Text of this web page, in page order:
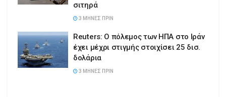
σιτηρά
3 ΜΉΝΕΣ ΠΡΙΝ
Reuters: Ο πόλεμος των ΗΠΑ στο Ιράν
έχει μέχρι στιγμής στοιχίσει 25 δισ.
δολάρια
3 ΜΉΝΕΣ ΠΡΙΝ